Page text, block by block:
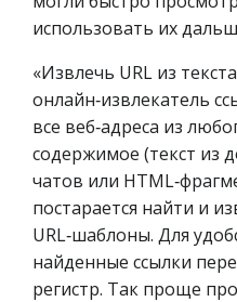
использовать их
«Извлечь URL из
онлайн‑извлекатель
все веб‑адреса из
содержимое (текст из
чатов или
постарается найти и
URL‑шаблоны. Для
найденные ссылки
регистр. Так проще